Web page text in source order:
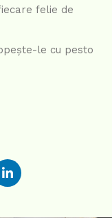
felie de
le cu pesto